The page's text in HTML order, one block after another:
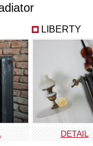
LIBERTY
DETAIL